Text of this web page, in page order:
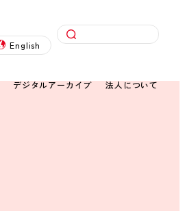
English 検索
デジタルアーカイブ 法人について